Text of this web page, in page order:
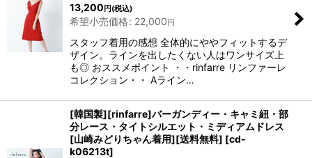
13,200 円 (税込)
希望小売価格: 22,000円
スタッフ着用の感想 全体的にややフィットするデ
ザイン。ラインを出したくない人はワンサイズ上
も◎ おススメポイント ・・rinfarre リンファーレ
コレクション・・ Aライン…
[韓国製][rinfarre]バーガンディー・キャミ紐・部
分レース・タイトシルエット・ミディアムドレス
[山崎みどりちゃん着用][送料無料] [cd-
k06213t]